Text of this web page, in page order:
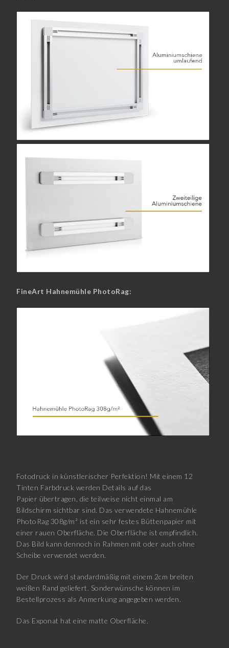
FineArt Hahnemühle PhotoRag:
Fotodruck in künstlerischer Perfektion! Mit einem 12
Tinten Farbdruck werden Details auf das
Papier übertragen, die teilweise nicht einmal am
Bildschirm sichtbar sind. Das verwendete Hahnemühle
PhotoRag 308g/m² ist ein sehr festes Büttenpapier mit
einer rauen Oberfläche. Die Oberfläche ist empfindlich.
Das Bild kann dennoch in Rahmen mit oder auch ohne
Scheibe verwendet werden.
Der Druck wird standardmäßig mit einem 2cm breiten
weißen Rand geliefert. Sonderwünsche können im
Bestellprozess als Anmerkung angegeben werden.
Das Exponat hat eine matte Oberfläche.